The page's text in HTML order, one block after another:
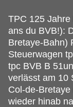
TPC 125
ans du BVB!):
Bretaye-Bahn)
Steuerwagen
tpc BVB B
verlässt am 10
Col-de-Bretaye
wieder hinab